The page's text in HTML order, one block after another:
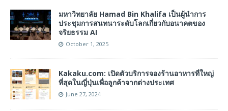
มหาวิทยาลัย Hamad Bin Khalifa เป็นผู้นำการ
ประชุมการสนทนาระดับโลกเกี่ยวกับอนาคตของ
จริยธรรม AI
October 1, 2025
Kakaku.com: เปิดตัวบริการจองร้านอาหารที่ใหญ่
ที่สุดในญี่ปุ่นเพื่อลูกค้าจากต่างประเทศ
June 27, 2024